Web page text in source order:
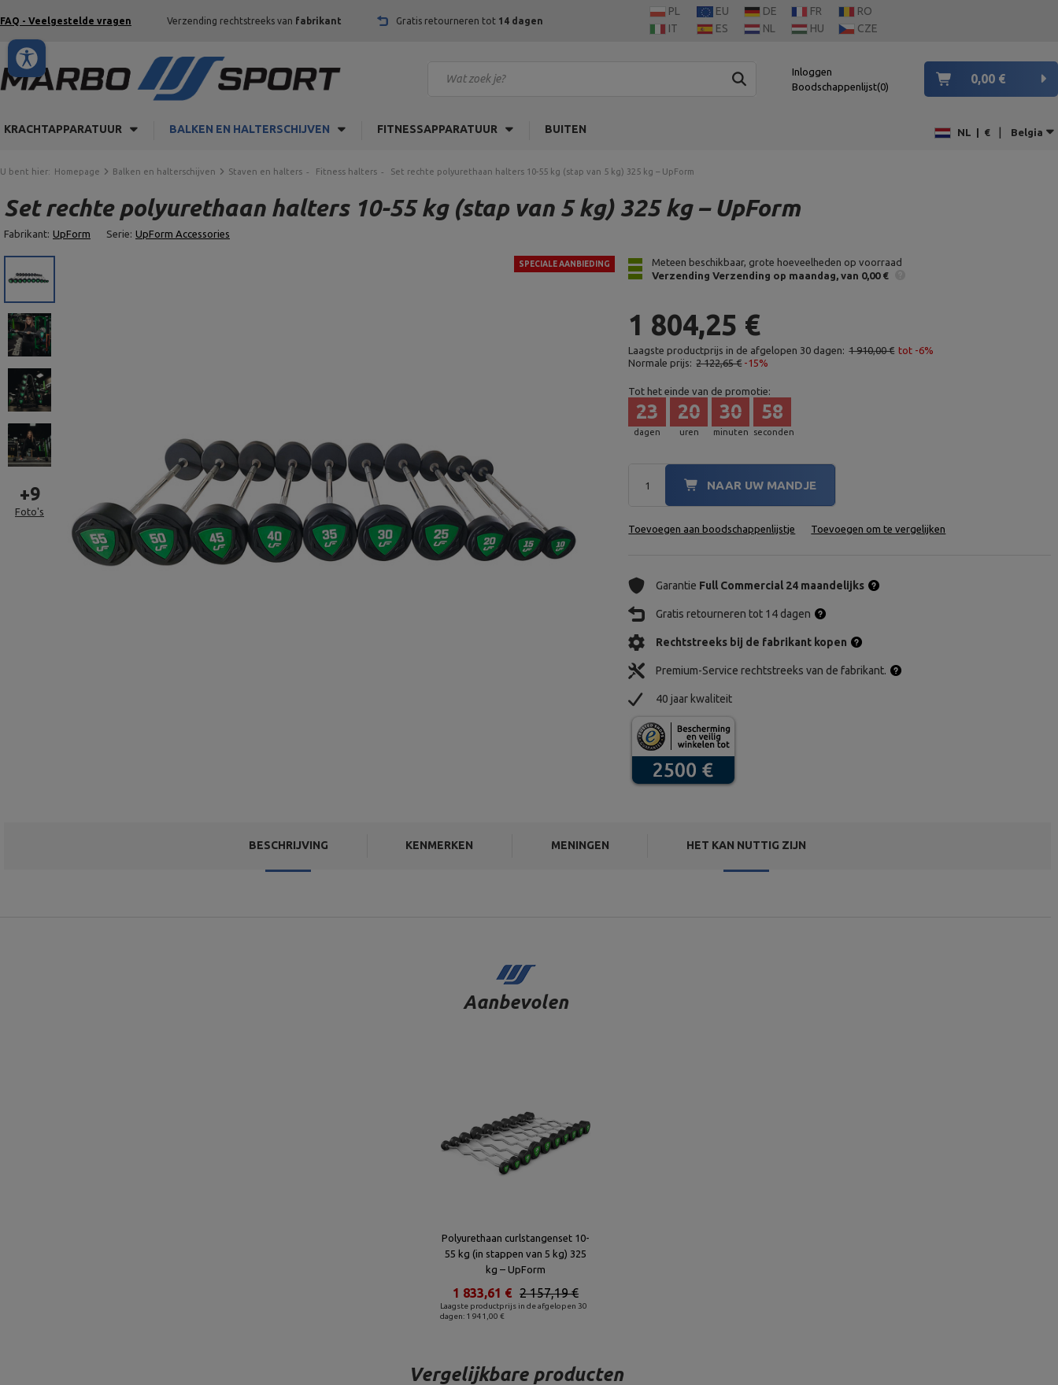
FAQ - Veelgestelde vragen Verzending rechtstreeks van fabrikant Gratis retourneren tot 14 dagen
PL EU DE FR
RO
IT
ES NL HU CZE
Inloggen
Boodschappenlijst 0
0,00 €
KRACHTAPPARATUUR BALKEN EN HALTERSCHIJVEN FITNESSAPPARATUUR BUITEN NL € | Belgia
U bent hier: Homepage Balken en halterschijven Staven en halters Fitness halters Set rechte polyurethaan halters 10-55 kg (stap van 5 kg) 325 kg – UpForm
Set rechte polyurethaan halters 10-55 kg (stap van 5 kg) 325 kg – UpForm
Fabrikant: UpForm Serie: UpForm Accessories
+9
Foto's
SPECIALE AANBIEDING
Meteen beschikbaar, grote hoeveelheden op voorraad
Verzending Verzending op maandag van 0,00 €
1 804,25 €
Laagste productprijs in de afgelopen 30 dagen: 1 910,00 € tot -6%
Normale prijs: 2 122,65 €-15%
Tot het einde van de promotie:
dagen
23
uren
20
minuten
30
seconden
57
NAAR UW MANDJE
Toevoegen aan boodschappenlijstje Toevoegen om te vergelijken
Garantie Full Commercial 24 maandelijks
Gratis retourneren tot 14 dagen
Rechtstreeks bij de fabrikant kopen
Premium-Service rechtstreeks van de fabrikant.
40 jaar kwaliteit
BESCHRIJVING KENMERKEN MENINGEN HET KAN NUTTIG ZIJN
Aanbevolen
Polyurethaan curlstangenset 10-
55 kg (in stappen van 5 kg) 325
kg – UpForm
Laagste productprijs in de afgelopen 30
dagen: 1 941,00 €
2 157,19 €
1 833,61 €
Vergelijkbare producten